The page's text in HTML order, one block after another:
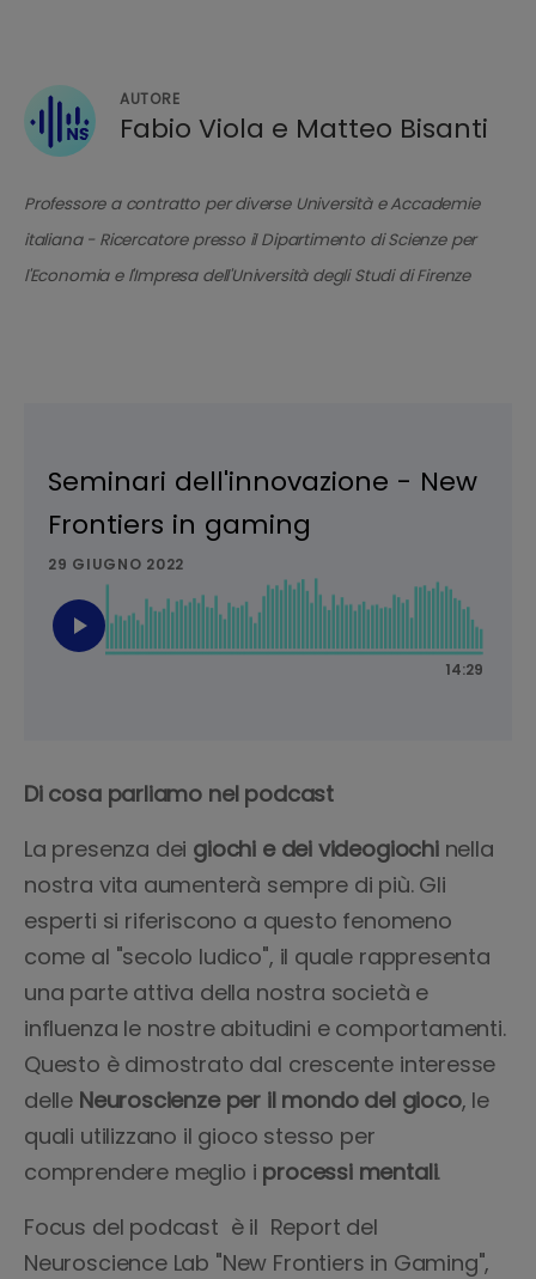
AUTORE
Fabio Viola e Matteo Bisanti
Professore a contratto per diverse Università e Accademie
italiana - Ricercatore presso il Dipartimento di Scienze per
l'Economia e l'Impresa dell'Università degli Studi di Firenze
Di cosa parliamo nel podcast
La presenza dei giochi e dei videogiochinella
nostra vita aumenterà sempre di più. Gli
esperti si riferiscono a questo fenomeno
come al "secolo ludico", il quale rappresenta
una parte attiva della nostra società e
influenza le nostre abitudini e comportamenti.
Questo è dimostrato dal crescente interesse
delle Neuroscienze per il mondo del gioco, le
quali utilizzano il gioco stesso per
comprendere meglio i processi mentali.
Focus del podcast è il Report del
Neuroscience Lab "New Frontiers in Gaming",